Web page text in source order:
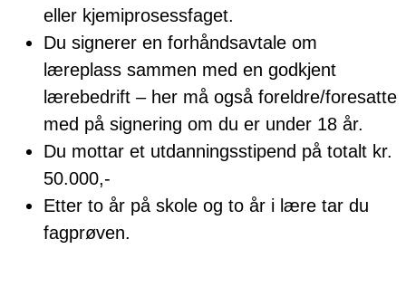
eller kjemiprosessfaget.
Du signerer en forhåndsavtale om
læreplass sammen med en godkjent
lærebedrift – her må også foreldre/foresatte
med på signering om du er under 18 år.
Du mottar et utdanningsstipend på totalt kr.
50.000,-
Etter to år på skole og to år i lære tar du
fagprøven.